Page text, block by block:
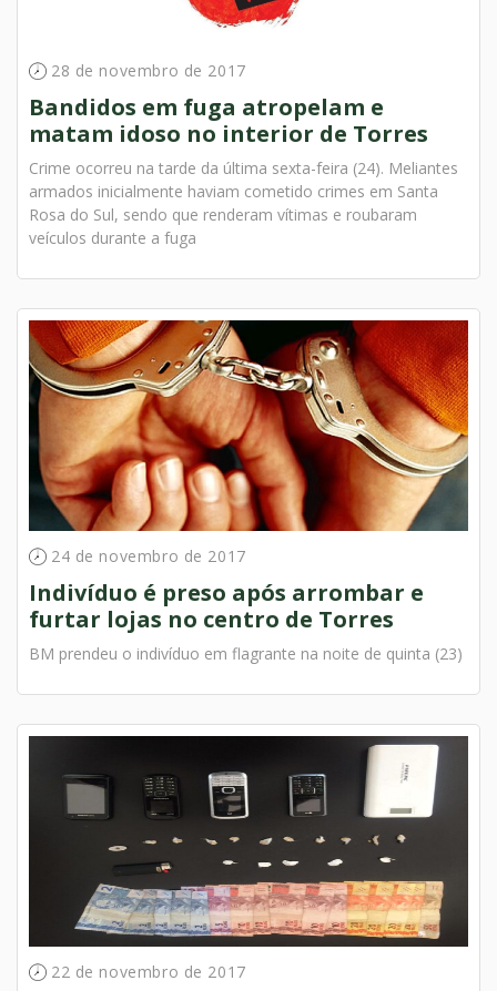
28 de novembro de 2017
Bandidos em fuga atropelam e
matam idoso no interior de Torres
Crime ocorreu na tarde da última sexta-feira (24). Meliantes
armados inicialmente haviam cometido crimes em Santa
Rosa do Sul, sendo que renderam vítimas e roubaram
veículos durante a fuga
24 de novembro de 2017
Indivíduo é preso após arrombar e
furtar lojas no centro de Torres
BM prendeu o indivíduo em flagrante na noite de quinta (23)
22 de novembro de 2017